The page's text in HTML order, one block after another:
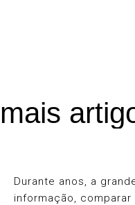
mais
Durante anos, a
informação,